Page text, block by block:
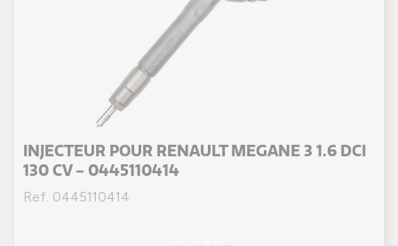
INJECTEUR POUR RENAULT MEGANE 3 1.6 DCI
130 CV - 0445110414
Ref. 0445110414